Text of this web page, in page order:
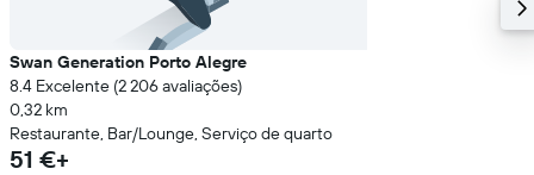
Swan Generation Porto Alegre
8.4 Excelente (2 206 avaliações)
0,32 km
Restaurante, Bar/Lounge, Serviço de quarto
51 €+